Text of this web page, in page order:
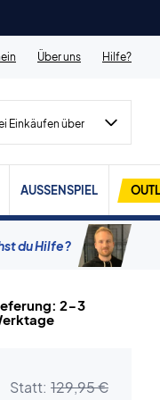
Über uns Hilfe?
Einkäufen über
AUSSENSPIEL
du Hilfe?
2-3
Statt: 129,95 €